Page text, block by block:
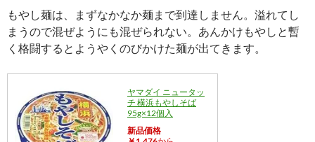
もやし麺は、まずなかなか麺まで到達しません。溢れてし
まうので混ぜようにも混ぜられない。あんかけもやしと暫
く格闘するとようやくのびかけた麺が出てきます。
ヤマダイ ニュータッ
チ 横浜もやしそば
95g×12個入
新品価格